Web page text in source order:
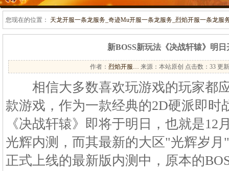
您现在的位置： 天龙开服一条龙服务_奇迹Mu开服一条龙服务_烈焰开服一条龙服
新BOSS新玩法《决战轩辕》明
作者： 烈焰开服… 来源：本站原创 点击数： 33 更
相信大多数喜欢玩游戏的玩家都
款游戏，作为一款经典的2D硬派即时
《决战轩辕》即将于明日，也就是12
光辉内测，而其最新的大区"光辉岁
正式上线的最新版内测中，原本的